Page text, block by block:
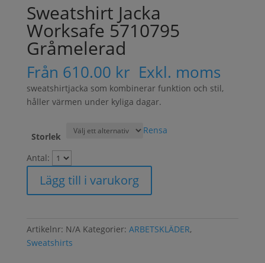
Sweatshirt Jacka
Worksafe 5710795
Gråmelerad
Från 610.00 kr Exkl. moms
sweatshirtjacka som kombinerar funktion och stil,
håller värmen under kyliga dagar.
Storlek
Rensa
Antal:
Lägg till i varukorg
Artikelnr: N/A Kategorier: ARBETSKLÄDER,
Sweatshirts